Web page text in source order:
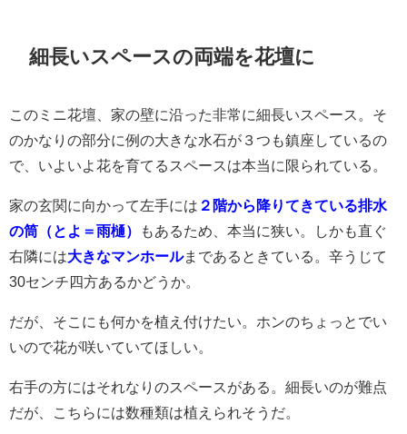
細長いスペースの両端を花壇に
このミニ花壇、家の壁に沿った非常に細長いスペース。そ
のかなりの部分に例の大きな水石が３つも鎮座しているの
で、いよいよ花を育てるスペースは本当に限られている。
家の玄関に向かって左手には ２階から降りてきている排水
の筒（とよ＝雨樋）
もあるため、本当に狭い。しかも直ぐ
右隣には大きなマンホールまであるときている。辛うじて
30センチ四方あるかどうか。
だが、そこにも何かを植え付けたい。ホンのちょっとでい
いので花が咲いていてほしい。
右手の方にはそれなりのスペースがある。細長いのが難点
だが、こちらには数種類は植えられそうだ。